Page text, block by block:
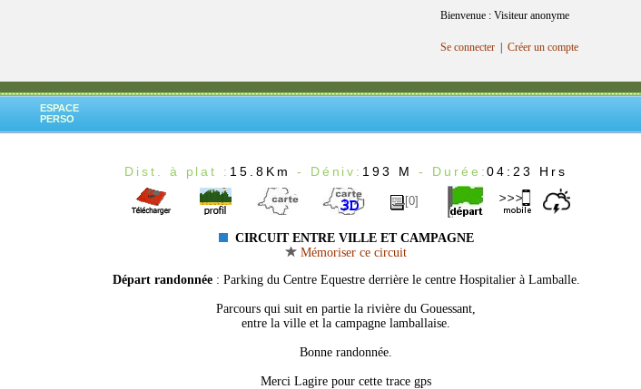
Bienvenue : Visiteur anonyme
Se connecter Créer un compte
ESPACE
PERSO
Dist. à plat : 15.8Km - Déniv: 193 M - Durée:04:23 Hrs
[0]
CIRCUIT ENTRE VILLE ET CAMPAGNE
Mémoriser ce circuit
Départ randonnée : Parking du Centre Equestre derrière le centre Hospitalier à Lamballe.
Parcours qui suit en partie la rivière du Gouessant,
entre la ville et la campagne lamballaise.
Bonne randonnée.
Merci Lagire pour cette trace gps